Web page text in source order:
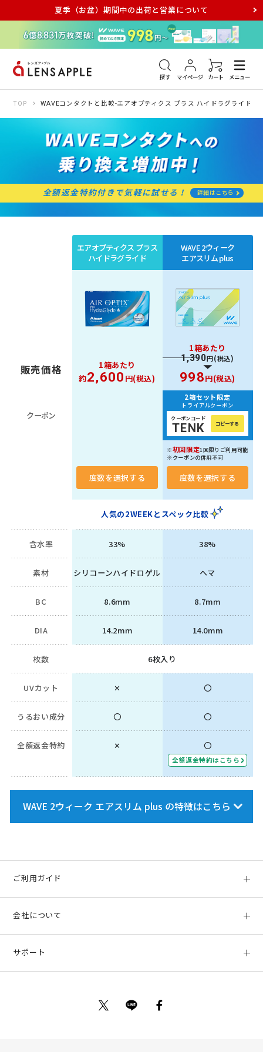
夏季（お盆）期間中の出荷と営業について
探す マイページ カート メニュー
アキュビュー メダリスト メガネ
TOP WAVEコンタクトと比較-エアオプティクス プラス ハイドラグライド
全額返金特約付きで気軽に試せる！ 詳細はこちら
販売価格
クーポン
エアオプティクス プラス
ハイドラグライド
WAVE 2ウィーク
エアスリム plus
1箱あたり
約2,600 円(税込)
度数を選択する
1箱あたり
1,390円(税込)
998円(税込)
2箱セット限定
トライアルクーポン
クーポンコード
TENK コピーする
※初回限定1回限りご利用可能
※クーポンの併用不可
度数を選択する
人気の2WEEKとスペック比較
含水率 33% 38%
素材 シリコーンハイドロゲル ヘマ
BC 8.6mm 8.7mm
DIA 14.2mm 14.0mm
枚数 6枚入り
UVカット ✕ 〇
うるおい成分 〇 〇
全額返金特約 ✕ 〇
全額返金特約はこちら
WAVE 2ウィーク エアスリム plus の特徴はこちら
アな視界が続きます。
また、弾力性のある素材ですので、カタチがくずれにくく、はじめてソ
ご利用ガイド
お支払い方法、配送について
返品について
会社について
サポート